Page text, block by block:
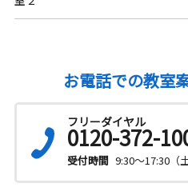
お電話での教室
フリーダイヤル
0120-372-
受付時間 9:30～17:30（